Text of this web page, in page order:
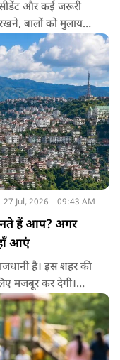
और कई जरूरी
बालों को मुलायम
बादाम के तेल से
मिलती है और वे
के तेल को जैतून
बालों की देखभाल
झड़ रहे हों, तो
27 Jul, 2026 09:43 AM
हैं आप? अगर
आएं
है। इस शहर की
मजबूर कर देगी।
व्यवस्था के लिए
तो घंटों लंबे ट्रैफिक
यहाँ की सबसे खास
सुनाई देता है। लोग